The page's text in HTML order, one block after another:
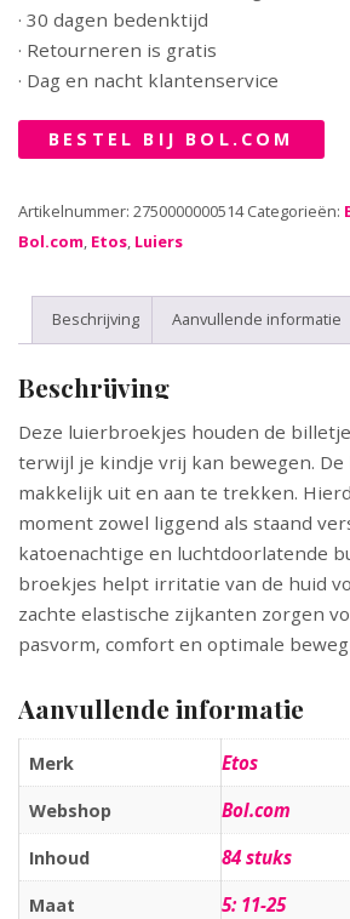
· 30 dagen bedenktijd
· Retourneren is gratis
· Dag en nacht klantenservice
BESTEL BIJ BOL.COM
Artikelnummer: 2750000000514Categorieën:
Bol.com, Etos, Luiers
Beschrijving Aanvullende informatie
Beschrijving
Deze luierbroekjes houden de
terwijl je kindje vrij kan bewegen.
makkelijk uit en aan te trekken.
moment zowel liggend als staand
katoenachtige en luchtdoorlatende
broekjes helpt irritatie van de huid
zachte elastische zijkanten zorgen
pasvorm, comfort en optimale
Aanvullende informatie
Merk Etos
Webshop Bol.com
Inhoud 84 stuks
Maat 5: 11-25